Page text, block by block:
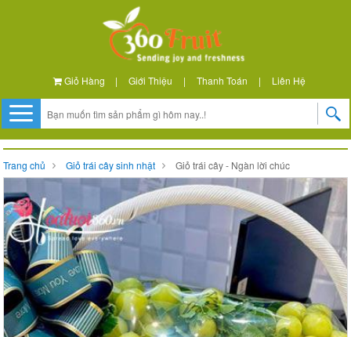
Giỏ Hàng | Giới Thiệu | Thanh Toán | Liên Hệ
Trang chủ Giỏ trái cây sinh nhật Giỏ trái cây - Ngàn lời chúc